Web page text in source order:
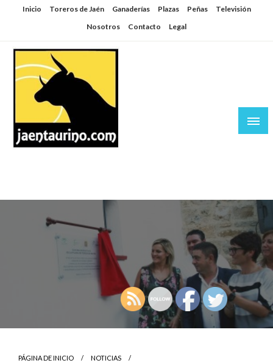
SaltarInicio Toreros de Jaén Ganaderías Plazas Peñas
Televisión
Nosotros
Contacto Legal
PÁGINA DE INICIO
NOTICIAS